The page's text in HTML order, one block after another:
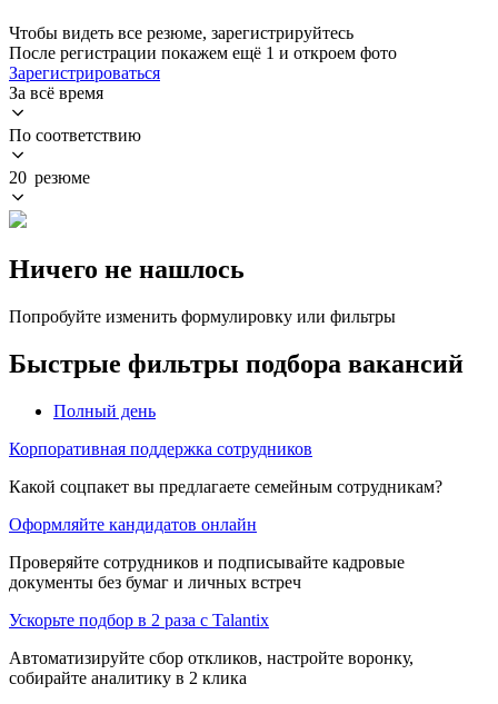
Чтобы видеть все резюме, зарегистрируйтесь
После регистрации покажем ещё 1 и откроем фото
Зарегистрироваться
За всё время
По соответствию
20 резюме
Ничего не нашлось
Попробуйте изменить формулировку или фильтры
Быстрые фильтры подбора вакансий
Полный день
Корпоративная поддержка сотрудников
Какой соцпакет вы предлагаете семейным сотрудникам?
Оформляйте кандидатов онлайн
Проверяйте сотрудников и подписывайте кадровые
документы без бумаг и личных встреч
Ускорьте подбор в 2 раза с Talantix
Автоматизируйте сбор откликов, настройте воронку,
собирайте аналитику в 2 клика